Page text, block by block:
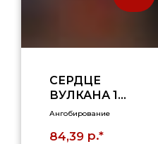
СЕРДЦЕ
ВУЛКАНА 1
НФ
Ангобирование
84,39 р.*